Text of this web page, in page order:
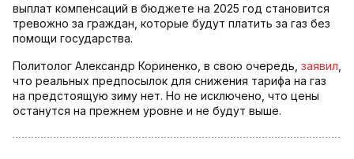
выплат компенсаций в бюджете на 2025 год становится
тревожно за граждан, которые будут платить за газ без
помощи государства.
Политолог Александр Кориненко, в свою очередь, заявил
что реальных предпосылок для снижения тарифа на газ
на предстоящую зиму нет. Но не исключено, что цены
останутся на прежнем уровне и не будут выше.